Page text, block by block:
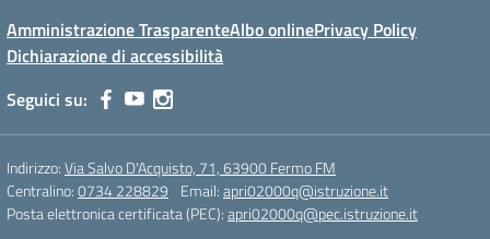
Amministrazione TrasparenteAlbo onlinePrivacy Policy
Dichiarazione di accessibilità
Seguici su:
Indirizzo:Via Salvo D'Acquisto, 71, 63900 Fermo FM
Centralino:0734 228829 Email:apri02000q@istruzione.it
Posta elettronica certificata (PEC):apri02000q@pec.istruzione.it